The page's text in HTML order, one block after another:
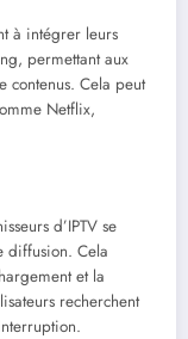
à intégrer leurs
permettant aux
contenus. Cela peut
Netflix,
d’IPTV se
diffusion. Cela
et la
recherchent